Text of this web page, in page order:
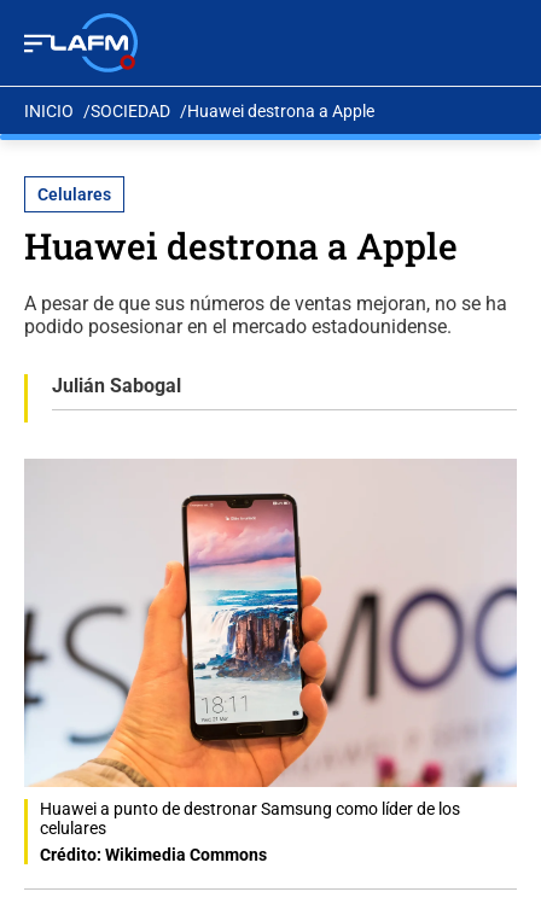
INICIO SOCIEDAD Huawei destrona a Apple
Celulares
Huawei destrona a Apple
A pesar de que sus números de ventas mejoran, no se ha
podido posesionar en el mercado estadounidense.
Julián Sabogal
Huawei a punto de destronar Samsung como líder de los
celulares
Crédito: Wikimedia Commons